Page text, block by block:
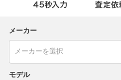
メーカー
モデル